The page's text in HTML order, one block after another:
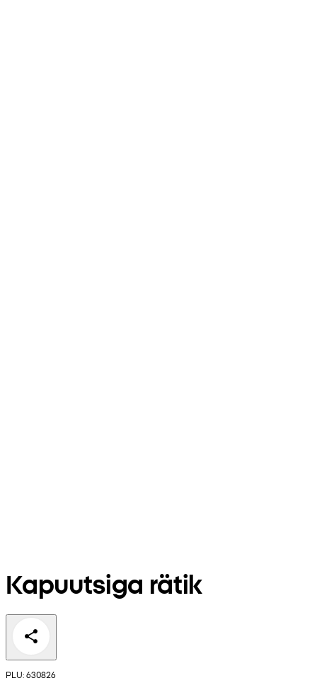
Kapuutsiga rätik
PLU: 630826